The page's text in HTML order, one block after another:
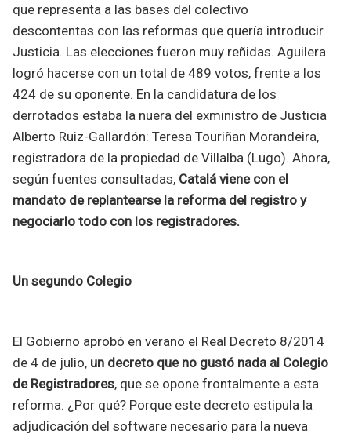
que representa a las bases del colectivo
descontentas con las reformas que quería introducir
Justicia. Las elecciones fueron muy reñidas. Aguilera
logró hacerse con un total de 489 votos, frente a los
424 de su oponente. En la candidatura de los
derrotados estaba la nuera del exministro de Justicia
Alberto Ruiz-Gallardón: Teresa Touriñan Morandeira,
registradora de la propiedad de Villalba (Lugo). Ahora,
según fuentes consultadas, Catalá viene con el
mandato de replantearse la reforma del registro y
negociarlo todo con los registradores.
Un segundo Colegio
El Gobierno aprobó en verano el Real Decreto 8/2014
de 4 de julio, un decreto que no gustó nada al Colegio
de Registradores, que se opone frontalmente a esta
reforma. ¿Por qué? Porque este decreto estipula la
adjudicación del software necesario para la nueva